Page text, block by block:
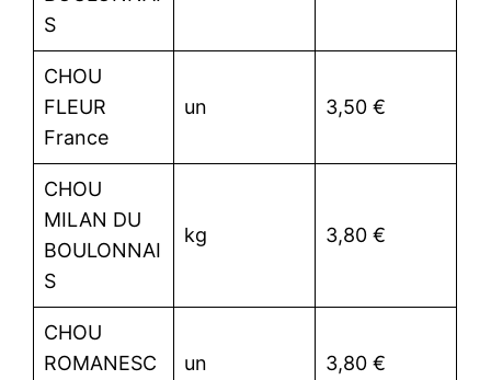
S
CHOU
FLEUR
France
un 3,50 €
CHOU
MILAN DU
BOULONNAI
S
kg 3,80 €
CHOU
ROMANESC
un 3,80 €